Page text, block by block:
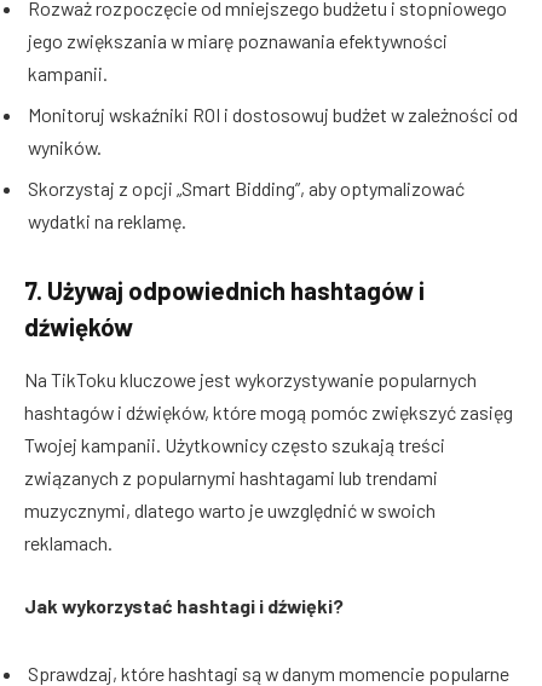
Rozważ rozpoczęcie od mniejszego budżetu i stopniowego
jego zwiększania w miarę poznawania efektywności
kampanii.
Monitoruj wskaźniki ROI i dostosowuj budżet w zależności od
wyników.
Skorzystaj z opcji „Smart Bidding”, aby optymalizować
wydatki na reklamę.
7. Używaj odpowiednich hashtagów i
dźwięków
Na TikToku kluczowe jest wykorzystywanie popularnych
hashtagów i dźwięków, które mogą pomóc zwiększyć zasięg
Twojej kampanii. Użytkownicy często szukają treści
związanych z popularnymi hashtagami lub trendami
muzycznymi, dlatego warto je uwzględnić w swoich
reklamach.
Jak wykorzystać hashtagi i dźwięki?
Sprawdzaj, które hashtagi są w danym momencie popularne